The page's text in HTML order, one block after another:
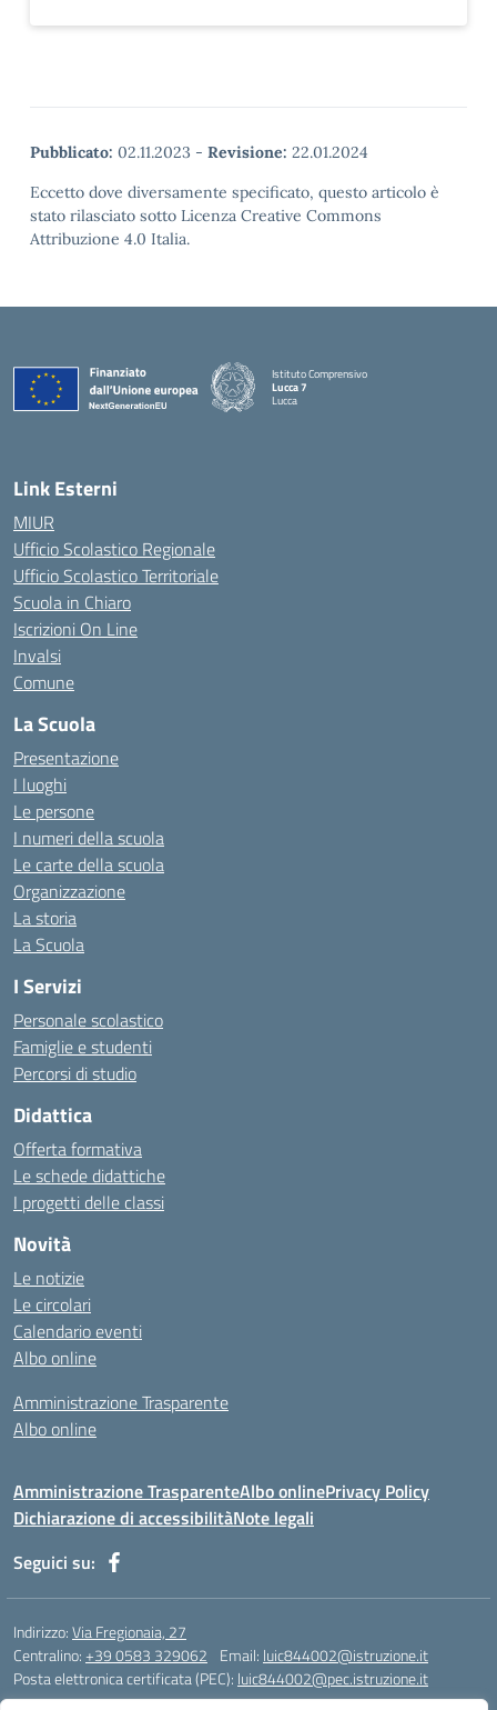
Pubblicato: 02.11.2023 - Revisione: 22.01.2024
Eccetto dove diversamente specificato, questo articolo è
stato rilasciato sotto Licenza Creative Commons
Attribuzione 4.0 Italia.
Istituto Comprensivo
Lucca 7
Lucca
Link Esterni
MIUR
Ufficio Scolastico Regionale
Ufficio Scolastico Territoriale
Scuola in Chiaro
Iscrizioni On Line
Invalsi
Comune
La Scuola
Presentazione
I luoghi
Le persone
I numeri della scuola
Le carte della scuola
Organizzazione
La storia
La Scuola
I Servizi
Personale scolastico
Famiglie e studenti
Percorsi di studio
Didattica
Offerta formativa
Le schede didattiche
I progetti delle classi
Novità
Le notizie
Le circolari
Calendario eventi
Albo online
Amministrazione Trasparente
Albo online
Amministrazione TrasparenteAlbo onlinePrivacy Policy
Dichiarazione di accessibilitàNote legali
Seguici su:
Indirizzo:Via Fregionaia, 27
Centralino:+39 0583 329062 Email: luic844002@istruzione.it
Posta elettronica certificata (PEC): luic844002@pec.istruzione.it